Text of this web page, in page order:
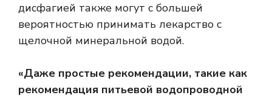
дисфагией также могут с большей
вероятностью принимать лекарство с
щелочной минеральной водой.
«Даже простые рекомендации, такие как
рекомендация питьевой водопроводной